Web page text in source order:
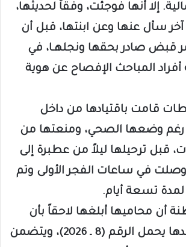
إلا أنها فوجئت، وفقاً لحديثها،
سأل عنها وعن ابنتها، قبل أن
قبض صادر بحقها ونجلهـا، في
المباحث الإفصاح عن هوية
قامت باقتيادها من داخل
رغم وضعها الصحي، ومنعتها من
قبل ترحيلها ليلاً من عطبرة إلى
في ساعات الفجر الأولى وتم
تسعة أيام.
أن محاميها أبلغها لاحقاً بأن
البلاغ المقيد ضدها يحمل الرقم (8 ـ 2026)، ويتضمن